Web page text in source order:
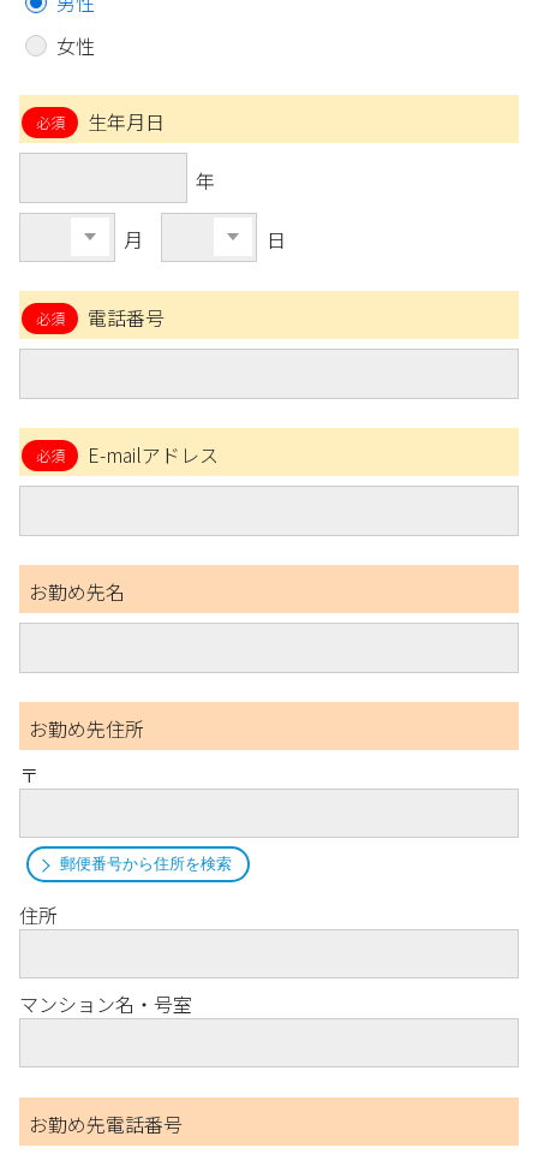
女性
生年月日
年
月 日
電話番号
E-mailアドレス
お勤め先名
お勤め先住所
〒
郵便番号から住所を検索
住所
マンション名・号室
お勤め先電話番号